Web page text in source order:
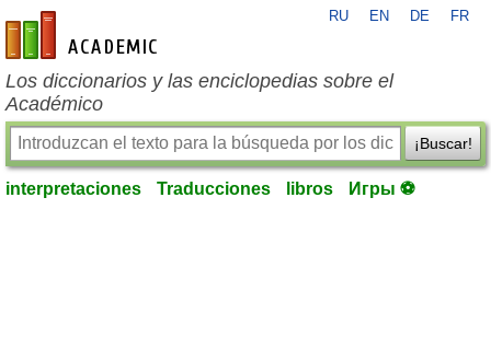
es-academic.com
RU EN DE FR
Los diccionarios y las enciclopedias sobre el
Académico
¡Buscar!
interpretaciones Traducciones libros Игры ⚽